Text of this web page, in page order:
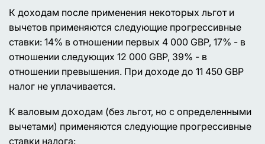
К доходам после применения некоторых льгот и
вычетов применяются следующие прогрессивные
ставки: 14% в отношении первых 4 000 GBP, 17% - в
отношении следующих 12 000 GBP, 39% - в
отношении превышения. При доходе до 11 450 GBP
налог не уплачивается.
К валовым доходам (без льгот, но с определенными
вычетами) применяются следующие прогрессивные
ставки налога: